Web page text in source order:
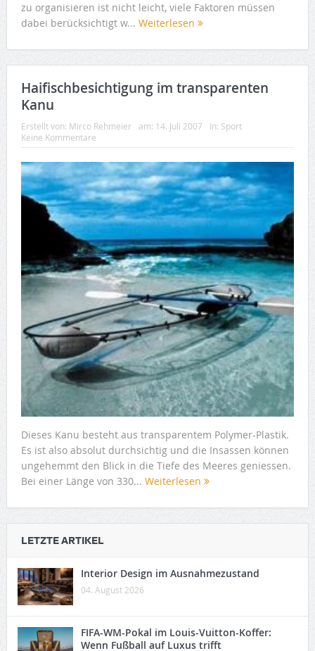
zu organisieren ist nicht leicht, viele Faktoren müssen
dabei berücksichtigt w... Weiterlesen
Haifischbesichtigung im transparenten
Kanu
Erstellt von: Mirco Rehmeier am: 14. Juli 2007 In: Sport
Keine Kommentare
Dieses Kanu besteht aus transparentem Polymer-Plastik.
Es ist also absolut durchsichtig und die Insassen können
ungehemmt den Blick in die Tiefe des Meeres geniessen.
Bei einer Länge von 330... Weiterlesen
LETZTE ARTIKEL
Interior Design im Ausnahmezustand
04. August 2026
FIFA-WM-Pokal im Louis-Vuitton-Koffer:
Wenn Fußball auf Luxus trifft